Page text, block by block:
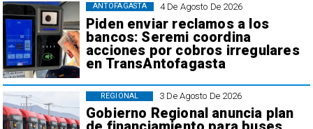
4 De Agosto De 2026
Piden enviar reclamos a los
bancos: Seremi coordina
acciones por cobros irregulares
en TransAntofagasta
ANTOFAGASTA
3 De Agosto De 2026
Gobierno Regional anuncia plan
REGIONAL